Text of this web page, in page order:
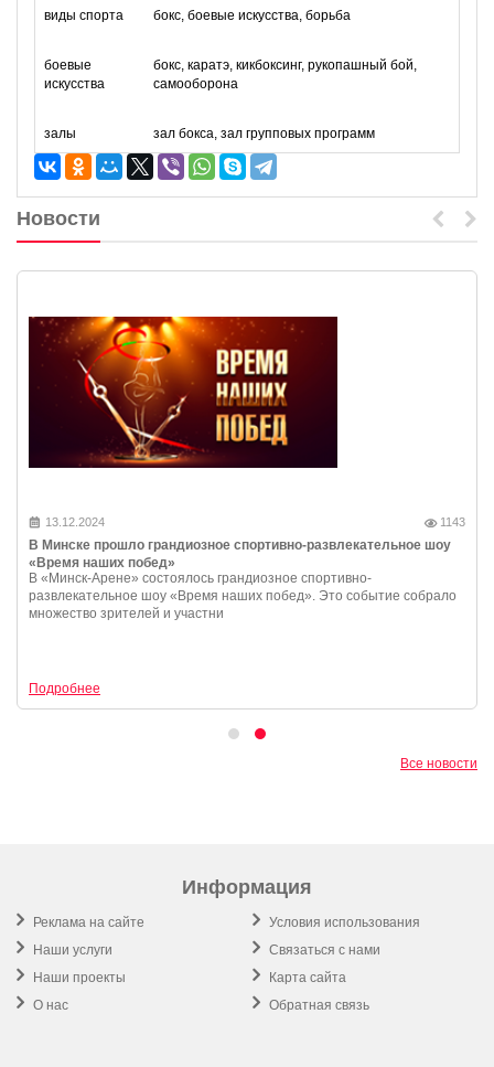
виды спорта бокс, боевые искусства, борьба
боевые
искусства
бокс, каратэ, кикбоксинг, рукопашный бой,
самооборона
залы зал бокса, зал групповых программ
Новости
13.12.2024 1143
В Минске прошло грандиозное спортивно-развлекательное шоу
«Время наших побед»
В «Минск-Арене» состоялось грандиозное спортивно-
развлекательное шоу «Время наших побед». Это событие собрало
множество зрителей и участни
Подробнее
Все новости
Информация
Реклама на сайте
Наши услуги
Наши проекты
О нас
Условия использования
Связаться с нами
Карта сайта
Обратная связь